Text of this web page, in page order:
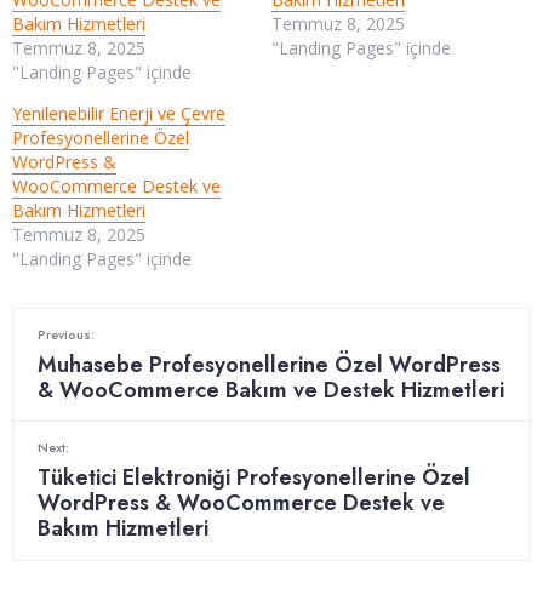
Bakım Hizmetleri
Temmuz 8, 2025
"Landing Pages" içinde
Temmuz 8, 2025
"Landing Pages" içinde
Yenilenebilir Enerji ve Çevre
Profesyonellerine Özel
WordPress &
WooCommerce Destek ve
Bakım Hizmetleri
Temmuz 8, 2025
"Landing Pages" içinde
Previous:
Muhasebe Profesyonellerine Özel WordPress
& WooCommerce Bakım ve Destek Hizmetleri
Next:
Tüketici Elektroniği Profesyonellerine Özel
WordPress & WooCommerce Destek ve
Bakım Hizmetleri